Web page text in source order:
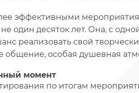
эффективными
один десяток лет. Она, с
реализовать свой
общение, особая душевная
момент
по итогам